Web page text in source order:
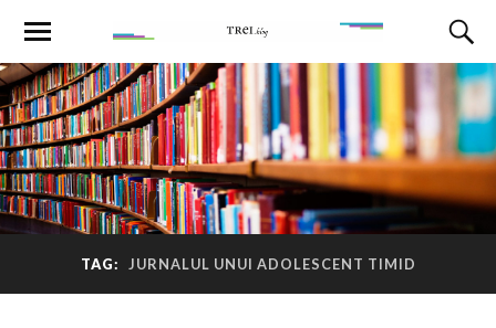
TAG: JURNALUL UNUI ADOLESCENT TIMID